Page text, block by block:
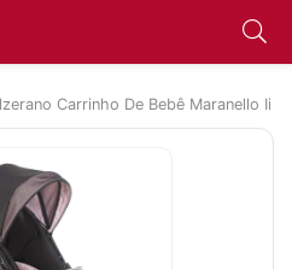
Carrinho De Bebê Maranello Ii